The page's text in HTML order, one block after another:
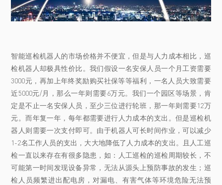
智能巡检机器人的市场价格并不便宜，但是与人力成本相比，巡
检机器人却极具性价比。我们假设一名安保人员一个月工资需要
3000元，再加上年终奖励购买社保等等福利，一名人员大致需要
近5000元/月，那么一年则需要6万元。我们一个园区等场景，肯
定是不止一名安保人员，至少三位进行轮班，那一年则需要12万
元。而年复一年，每年都需要进行人力成本的支出。但是巡检机
器人则需要一次支付即可。由于机器人可长时间作业，可以减少
1-2名工作人员的支出，大大地降低了人力成本的支出。且人工巡
检一直以来存在有很多隐患，如：人工巡检的巡检周期较长，不
可能第一时间发现设备异常，无法从源头上预防事故的发生；巡
检人员频繁进出配电房，对漏电、有害气体等环境危险无法预